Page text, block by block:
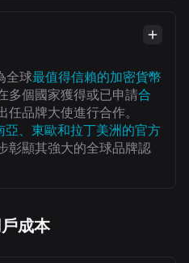
全球最值得信賴的加密貨幣
多個國家獲得或已申請合
任品牌大使進行合作。
亞、東歐和拉丁美洲的官方
彰顯其強大的全球品牌認
成本